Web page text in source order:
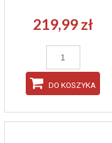
219,99 zł
DO KOSZYKA